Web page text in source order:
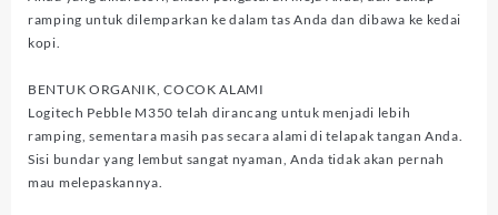
ramping untuk dilemparkan ke dalam tas Anda dan dibawa ke kedai
kopi.
BENTUK ORGANIK, COCOK ALAMI
Logitech Pebble M350 telah dirancang untuk menjadi lebih
ramping, sementara masih pas secara alami di telapak tangan Anda.
Sisi bundar yang lembut sangat nyaman, Anda tidak akan pernah
mau melepaskannya.